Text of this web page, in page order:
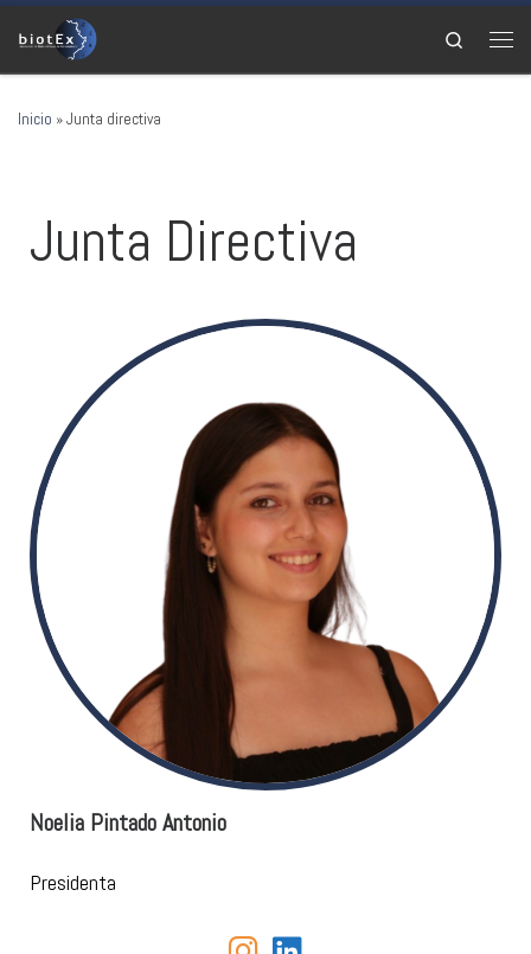
Saltar al contenido
Search
Inicio »Junta directiva
Junta Directiva
Noelia Pintado Antonio
Presidenta
fab fa-instagram